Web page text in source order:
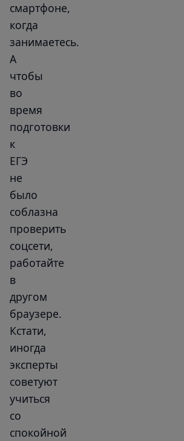
смартфоне,
когда
занимаетесь.
А
чтобы
во
время
подготовки
к
ЕГЭ
не
было
соблазна
проверить
соцсети,
работайте
в
другом
браузере.
Кстати,
иногда
эксперты
советуют
учиться
со
спокойной